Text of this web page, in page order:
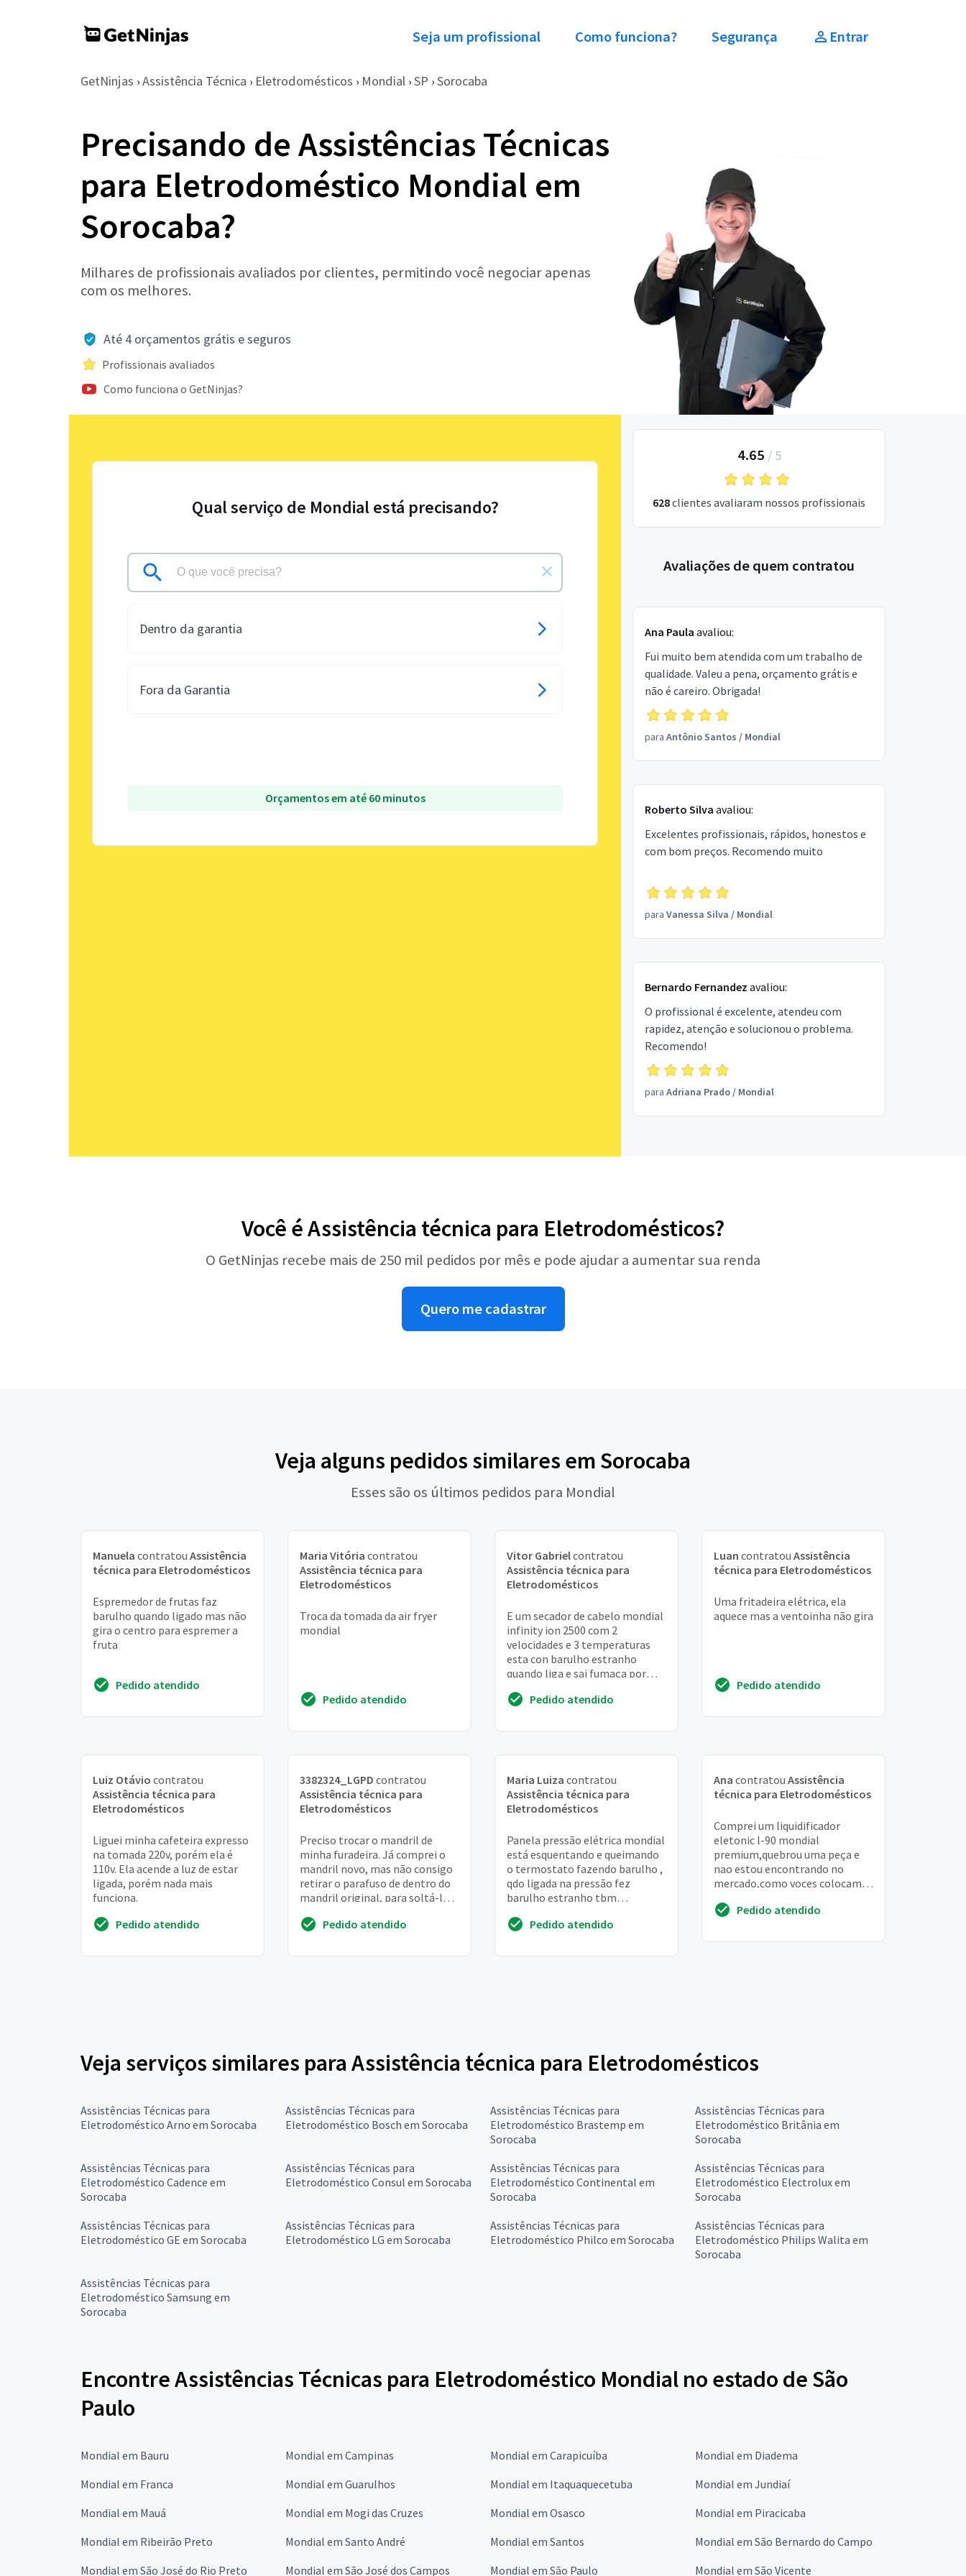
Seja um profissional Como funciona? Segurança Entrar
GetNinjas › Assistência Técnica › Eletrodomésticos › Mondial › SP › Sorocaba
Precisando de Assistências Técnicas
para Eletrodoméstico Mondial em
Sorocaba?
Milhares de profissionais avaliados por clientes, permitindo você negociar apenas
com os melhores.
Até 4 orçamentos grátis e seguros
Profissionais avaliados
Como funciona o GetNinjas?
Qual serviço de Mondial está precisando?
Dentro da garantia
Fora da Garantia
Orçamentos em até 60 minutos
4.65 / 5
628clientes avaliaram nossos profissionais
Avaliações de quem contratou
Ana Paula avaliou:
Fui muito bem atendida com um trabalho de
qualidade. Valeu a pena, orçamento grátis e
não é careiro. Obrigada!
para Antônio Santos / Mondial
Roberto Silva avaliou:
Excelentes profissionais, rápidos, honestos e
com bom preços. Recomendo muito
para Vanessa Silva / Mondial
Bernardo Fernandez avaliou:
O profissional é excelente, atendeu com
rapidez, atenção e solucionou o problema.
Recomendo!
para Adriana Prado/ Mondial
Você é Assistência técnica para Eletrodomésticos?
O GetNinjas recebe mais de 250 mil pedidos por mês e pode ajudar a aumentar sua renda
Quero me cadastrar
Veja alguns pedidos similares em Sorocaba
Esses são os últimos pedidos para Mondial
Manuela contratou Assistência
técnica para Eletrodomésticos
Espremedor de frutas faz
barulho quando ligado mas não
gira o centro para espremer a
fruta
Pedido atendido
Maria Vitória contratou
Assistência técnica para
Eletrodomésticos
Troca da tomada da air fryer
mondial
Pedido atendido
Vitor Gabrielcontratou
Assistência técnica para
Eletrodomésticos
E um secador de cabelo mondial
infinity ion 2500 com 2
velocidades e 3 temperaturas
esta con barulho estranho
quando liga e sai fumaça por
Pedido atendido
Luan contratou Assistência
técnica para Eletrodomésticos
Uma fritadeira elétrica, ela
aquece mas a ventoinha não gira
Pedido atendido
Luiz Otávio contratou
Assistência técnica para
Eletrodomésticos
Liguei minha cafeteira expresso
na tomada 220v, porém ela é
110v. Ela acende a luz de estar
ligada, porém nada mais
funciona.
Pedido atendido
3382324_LGPD contratou
Assistência técnica para
Eletrodomésticos
Preciso trocar o mandril de
minha furadeira. Já comprei o
mandril novo, mas não consigo
retirar o parafuso de dentro do
mandril original, para soltá-lo.
mas...Pedido atendido
Maria Luiza contratou
Assistência técnica para
Eletrodomésticos
Panela pressão elétrica mondial
está esquentando e queimando
o termostato fazendo barulho ,
qdo ligada na pressão fez
barulho estranho tbm
Pedido atendido
Ana contratou Assistência
técnica para Eletrodomésticos
Comprei um liquidificador
eletonic l-90 mondial
premium,quebrou uma peça e
nao estou encontrando no
mercado,como voces colocam
nao conseguimos achar a peça.
Pedido atendido
Veja serviços similares para Assistência técnica para Eletrodomésticos
Assistências Técnicas para
Eletrodoméstico Arno em Sorocaba
Assistências Técnicas para
Eletrodoméstico Bosch em Sorocaba
Assistências Técnicas para
Eletrodoméstico Brastemp em
Sorocaba
Assistências Técnicas para
Eletrodoméstico Britânia em
Sorocaba
Assistências Técnicas para
Eletrodoméstico Cadence em
Sorocaba
Assistências Técnicas para
Eletrodoméstico Consul em Sorocaba
Assistências Técnicas para
Eletrodoméstico Continental em
Sorocaba
Assistências Técnicas para
Eletrodoméstico Electrolux em
Sorocaba
Assistências Técnicas para
Eletrodoméstico GE em Sorocaba
Assistências Técnicas para
Eletrodoméstico LG em Sorocaba
Assistências Técnicas para
Eletrodoméstico Philco em Sorocaba
Assistências Técnicas para
Eletrodoméstico Philips Walita em
Sorocaba
Assistências Técnicas para
Eletrodoméstico Samsung em
Sorocaba
Encontre Assistências Técnicas para Eletrodoméstico Mondial no estado de São
Paulo
Mondial em Bauru Mondial em Campinas Mondial em Carapicuíba
Mondial em Diadema
Mondial em Franca
Mondial em Guarulhos Mondial em Itaquaquecetuba
Mondial em Jundiaí
Mondial em Mauá
Mondial em Mogi das Cruzes Mondial em Osasco
Mondial em Piracicaba
Mondial em Ribeirão Preto
Mondial em Santo André Mondial em Santos
Mondial em São Bernardo do Campo
Mondial em São José do Rio Preto
Mondial em São José dos Campos Mondial em São Paulo Mondial em São Vicente